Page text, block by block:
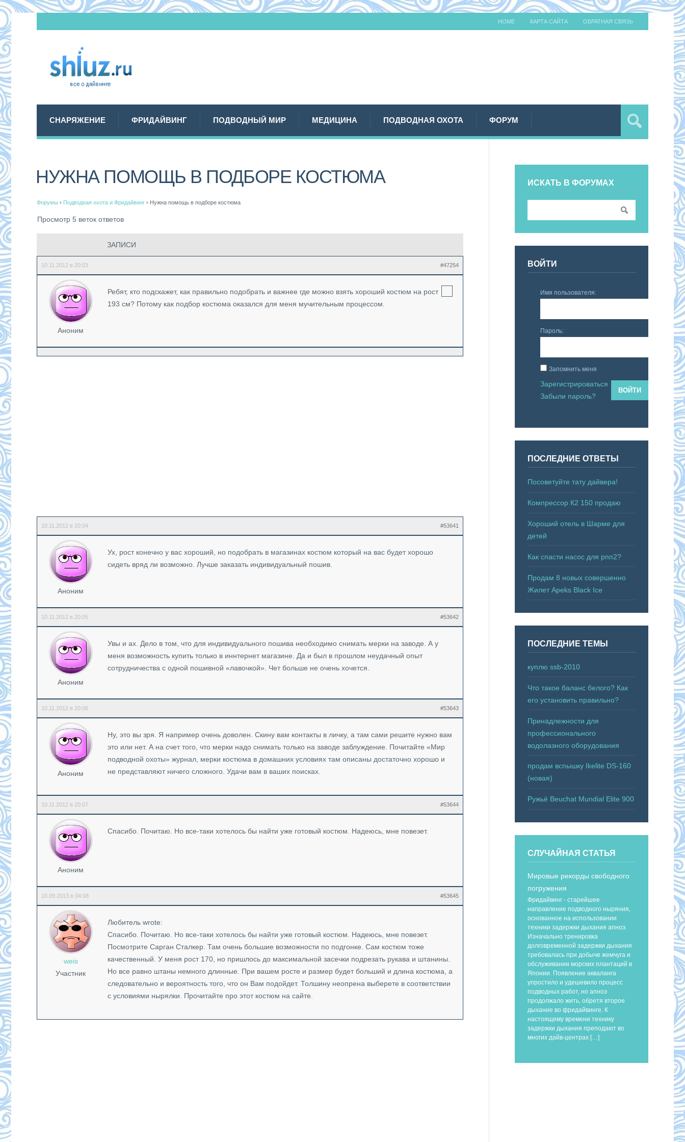
HOME КАРТА САЙТА ОБРАТНАЯ СВЯЗЬ
СНАРЯЖЕНИЕ ФРИДАЙВИНГ ПОДВОДНЫЙ МИР МЕДИЦИНА ПОДВОДНАЯ ОХОТА ФОРУМ
НУЖНА ПОМОЩЬ В ПОДБОРЕ КОСТЮМА
Форумы › Подводная охота и Фридайвинг › Нужна помощь в подборе костюма
Просмотр 5 веток ответов
ЗАПИСИ
10.11.2012 в 20:03 #47254
Аноним
Ребят, кто подскажет, как правильно подобрать и важнее где можно взять хороший костюм на рост
193 см? Потому как подбор костюма оказался для меня мучительным процессом.
10.11.2012 в 20:04 #53641
Аноним
Ух, рост конечно у вас хороший, но подобрать в магазинах костюм который на вас будет хорошо
сидеть вряд ли возможно. Лучше заказать индивидуальный пошив.
10.11.2012 в 20:05 #53642
Аноним
Увы и ах. Дело в том, что для индивидуального пошива необходимо снимать мерки на заводе. А у
меня возможность купить только в иннтернет магазине. Да и был в прошлом неудачный опыт
сотрудничества с одной пошивной «лавочкой». Чет больше не очень хочется.
10.11.2012 в 20:06 #53643
Аноним
Ну, это вы зря. Я например очень доволен. Скину вам контакты в личку, а там сами решите нужно вам
это или нет. А на счет того, что мерки надо снимать только на заводе заблуждение. Почитайте «Мир
подводной охоты» журнал, мерки костюма в домашних условиях там описаны достаточно хорошо и
не представляют ничего сложного. Удачи вам в ваших поисках.
10.11.2012 в 20:07 #53644
Аноним
Спасибо. Почитаю. Но все-таки хотелось бы найти уже готовый костюм. Надеюсь, мне повезет.
10.09.2013 в 04:08 #53645
weis
Участник
Любитель wrote:
Спасибо. Почитаю. Но все-таки хотелось бы найти уже готовый костюм. Надеюсь, мне повезет.
Посмотрите Сарган Сталкер. Там очень большие возможности по подгонке. Сам костюм тоже
качественный. У меня рост 170, но пришлось до максимальной засечки подрезать рукава и штанины.
Но все равно штаны немного длинные. При вашем росте и размер будет больший и длина костюма, а
следовательно и вероятность того, что он Вам подойдет. Толшину неопрена выберете в соответствии
с условиями нырялки. Прочитайте про этот костюм на сайте.
ИСКАТЬ В ФОРУМАХ
ВОЙТИ
Имя пользователя:
Пароль:
Запомнить меня
ВОЙТИ
Зарегистрироваться
Забыли пароль?
ПОСЛЕДНИЕ ОТВЕТЫ
Посоветуйте тату дайвера!
Компрессор К2 150 продаю
Хороший отель в Шарме для
детей
Как спасти насос для рпп2?
Продам 8 новых совершенно
Жилет Apeks Black Ice
ПОСЛЕДНИЕ ТЕМЫ
куплю ssb-2010
Что такое баланс белого? Как
его установить правильно?
Принадлежности для
профессионального
водолазного оборудования
продам вспышку Ikelite DS-160
(новая)
Ружьё Beuchat Mundial Elite 900
СЛУЧАЙНАЯ СТАТЬЯ
Мировые рекорды свободного
погружения
Фридайвинг - старейшее
направление подводного ныряния,
основанное на использовании
техники задержки дыхания апноэ.
Изначально тренировка
долговременной задержки дыхания
требовалась при добыче жемчуга и
обслуживании морских плантаций в
Японии. Появление акваланга
упростило и удешевило процесс
подводных работ, но апноэ
продолжало жить, обретя второе
дыхание во фридайвинге. К
настоящему времени технику
задержки дыхания преподают во
многих дайв-центрах […]